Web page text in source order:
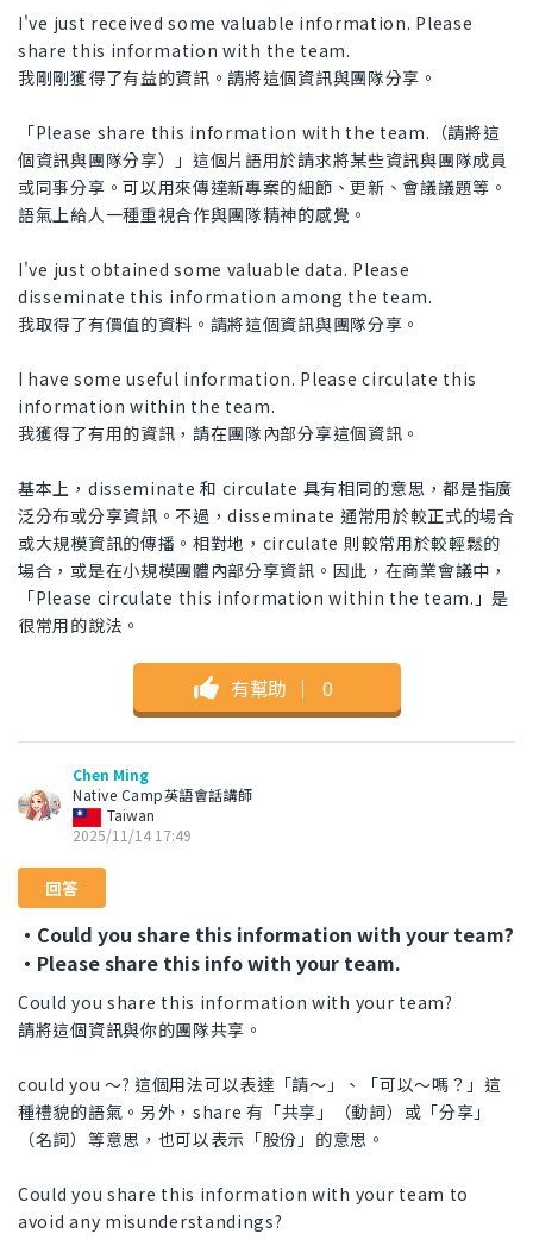
I've just received some valuable information. Please
share this information with the team.
我剛剛獲得了有益的資訊。請將這個資訊與團隊分享。
「Please share this information with the team.（請將這
個資訊與團隊分享）」這個片語用於請求將某些資訊與團隊成員
或同事分享。可以用來傳達新專案的細節、更新、會議議題等。
語氣上給人一種重視合作與團隊精神的感覺。
I've just obtained some valuable data. Please
disseminate this information among the team.
我取得了有價值的資料。請將這個資訊與團隊分享。
I have some useful information. Please circulate this
information within the team.
我獲得了有用的資訊，請在團隊內部分享這個資訊。
基本上，disseminate 和 circulate 具有相同的意思，都是指廣
泛分布或分享資訊。不過，disseminate 通常用於較正式的場合
或大規模資訊的傳播。相對地，circulate 則較常用於較輕鬆的
場合，或是在小規模團體內部分享資訊。因此，在商業會議中，
「Please circulate this information within the team.」是
很常用的說法。
有幫助 ｜ 0
Chen Ming
Native Camp英語會話講師
Taiwan
2025/11/14 17:49
回答
・Could you share this information with your team?
・Please share this info with your team.
Could you share this information with your team?
請將這個資訊與你的團隊共享。
could you 〜? 這個用法可以表達「請～」、「可以～嗎？」這
種禮貌的語氣。另外，share 有「共享」（動詞）或「分享」
（名詞）等意思，也可以表示「股份」的意思。
Could you share this information with your team to
avoid any misunderstandings?